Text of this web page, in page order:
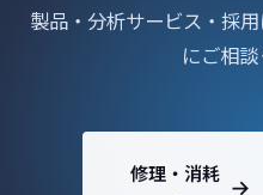
製品・分析サービス・採
にご相談
修理・消耗